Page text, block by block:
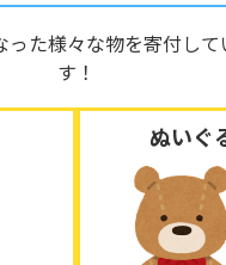
った様々な物を寄付して
す！
ぬいぐ